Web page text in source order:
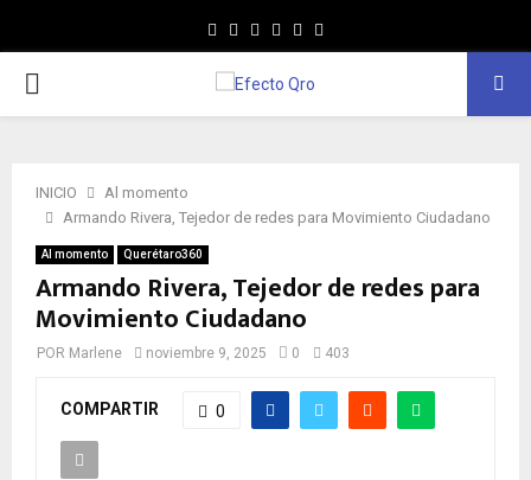
Facebook
TwitterInstagram
YoutubeWhatsapp
MENÚ
INICIO
Al momento
Armando Rivera, Tejedor de redes para Movimiento Ciudadano
Al momento Querétaro360
Armando Rivera, Tejedor de redes para
Movimiento Ciudadano
POR Marlene noviembre 9, 2025 0 403
COMPARTIR 0